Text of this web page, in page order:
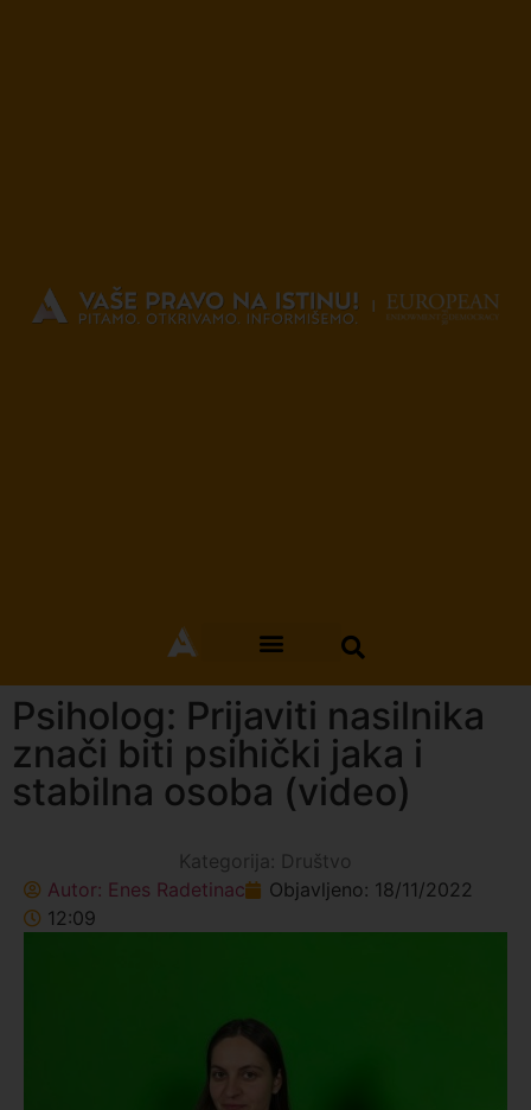
Psiholog: Prijaviti nasilnika
znači biti psihički jaka i
stabilna osoba (video)
Kategorija: Društvo
Autor: Enes Radetinac Objavljeno: 18/11/2022
12:09